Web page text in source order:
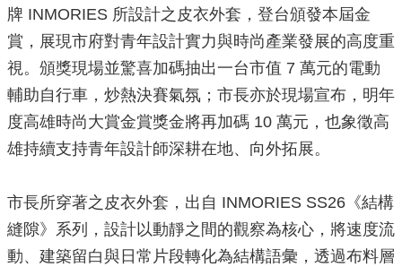
公
開
資
訊
網
站
導
局
長
信
箱
牌 INMORIES 所設計之皮衣外套，登台頒發本屆金
賞，展現市府對青年設計實力與時尚產業發展的高度重
視。頒獎現場並驚喜加碼抽出一台市值 7 萬元的電動
輔助自行車，炒熱決賽氣氛；市長亦於現場宣布，明年
度高雄時尚大賞金賞獎金將再加碼 10 萬元，也象徵高
雄持續支持青年設計師深耕在地、向外拓展。
市長所穿著之皮衣外套，出自 INMORIES SS26《結構
縫隙》系列，設計以動靜之間的觀察為核心，將速度流
動、建築留白與日常片段轉化為結構語彙，透過布料層